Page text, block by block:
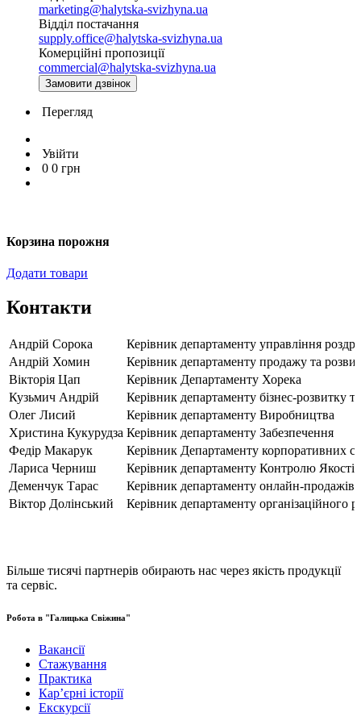
marketing@halytska-svizhyna.ua
Відділ постачання
supply.office@halytska-svizhyna.ua
Комерційні пропозиції
commercial@halytska-svizhyna.ua
Замовити дзвінок
Перегляд
Увійти
0 0 грн
Корзина порожня
Додати товари
Контакти
Андрій Сорока
Керівник департаменту управління
Андрій Хомин
Керівник департаменту продажу та
Вікторія Цап
Керівник Департаменту Хорека
Кузьмич Андрій
Керівник департаменту бізнес-розвитку
Олег Лисий
Керівник департаменту Виробництва
Христина Кукурудза Керівник департаменту Забезпечення
Федір Макарук
Керівник Департаменту корпоративних
Лариса Черниш
Керівник департаменту Контролю Якості
Деменчук Тарас
Керівник департаменту онлайн-продажів
Віктор Долінський
Керівник департаменту організаційного
Більше тисячі партнерів обирають нас через якість продукції
та сервіс.
Робота в "Галицька Свіжина"
Вакансії
Стажування
Практика
Карʼєрні історії
Екскурсії